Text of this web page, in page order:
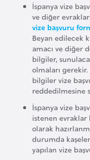
İspanya vize
ve diğer
vize başvuru
Beyan edilecek
amacı ve diğer
bilgiler,
olmaları
bilgiler vize
reddedilmesine
İspanya vize
istenen evraklar
olarak
durumda
yapılan vize